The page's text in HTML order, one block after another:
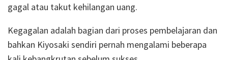
gagal atau takut kehilangan uang.
Kegagalan adalah bagian dari proses pembelajaran dan
bahkan Kiyosaki sendiri pernah mengalami beberapa